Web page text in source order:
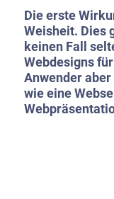
Die erste
Weisheit. Dies
keinen Fall
Webdesigns
Anwender
wie eine